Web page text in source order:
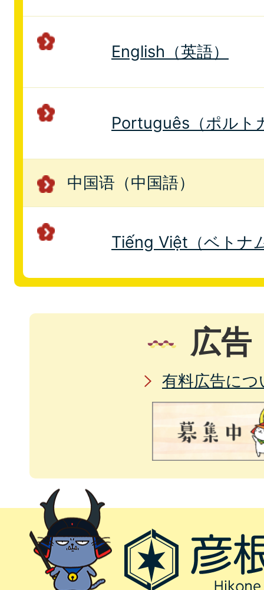
English（英語）
Português（ポルト
中国语（中国語）
Tiếng Việt（ベトナ
広告
有料広告につ